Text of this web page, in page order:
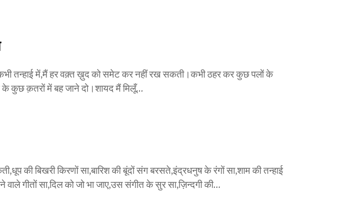
तन्हाई में,मैं हर वक़्त ख़ुद को समेट कर नहीं रख सकती।कभी ठहर कर कुछ पलों के
कुछ क़तरों में बह जाने दो।शायद मैं मिलूँ…
की बिखरी किरणों सा,बारिश की बूंदों संग बरसते,इंद्रधनुष के रंगों सा,शाम की तन्हाई
गीतों सा,दिल को जो भा जाए,उस संगीत के सुर सा,ज़िन्दगी की…